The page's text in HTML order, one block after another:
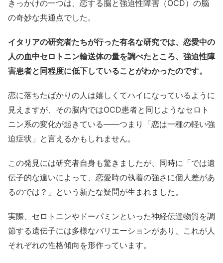
きっかけの一つは、恋する脳と強迫性障害（OCD）の脳
の奇妙な共通点でした。
イタリアの研究者たちが行った有名な研究では、恋愛中の
人の血中セロトニン輸送体の量を調べたところ、強迫性障
害患者と同程度に低下していることがわかったのです。
恋に落ちたばかりの人は嬉しくてハイになっているように
見えますが、その脳内ではOCD患者と同じようなセロト
ニン系の変化が起きている――つまり「恋は一種の軽い強
迫症状」と言えるかもしれません。
この発見には研究者自身も驚きましたが、同時に「では遺
伝子的な違いによって、恋愛時の執着の強さに個人差があ
るのでは？」という新たな疑問が生まれました。
実際、セロトニンやドーパミンといった神経伝達物質を調
節する遺伝子には多様なバリエーションがあり、これが人
それぞれの性格傾向を形作っています。